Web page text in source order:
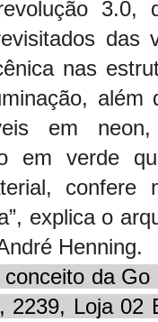
3.0,
das
nas
além
em
em verde
confere
explica o
Henning.
da
2239, Loja 02